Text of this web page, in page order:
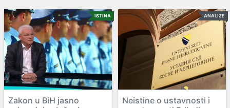
ISTINA
Zakon u BiH jasno
ANALIZE
Neistine o ustavnosti i